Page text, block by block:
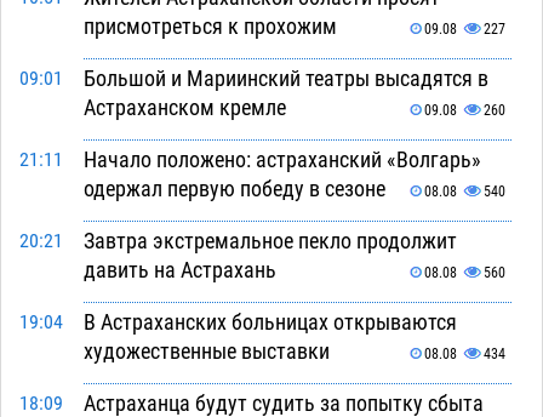
присмотреться к прохожим
09.08 227
09:01
Большой и Мариинский театры высадятся в
Астраханском кремле
09.08 260
21:11
Начало положено: астраханский «Волгарь»
одержал первую победу в сезоне
08.08 540
20:21
Завтра экстремальное пекло продолжит
давить на Астрахань
08.08 560
19:04
В Астраханских больницах открываются
художественные выставки
08.08 434
18:09
Астраханца будут судить за попытку сбыта